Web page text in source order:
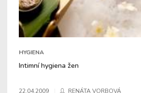
HYGIENA
Intimní hygiena žen
22.04.2009 RENÁTA VORBOVÁ